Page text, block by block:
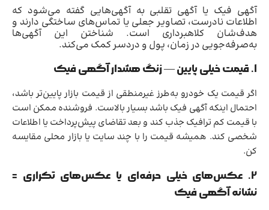
آگهی فیک یا آگهی تقلبی به آگهی‌هایی گفته می‌شود که
اطلاعات نادرست، تصاویر جعلی یا تماس‌های ساختگی دارند و
هدف‌شان کلاهبرداری است. شناختن این آگهی‌ها
به‌صرفه‌جویی در زمان، پول و دردسر کمک می‌کند.
1. قیمت خیلی پایین — زنگ هشدار آگهی فیک
اگر قیمت یک خودرو به‌طرز غیرمنطقی از قیمت بازار پایین‌تر باشد،
احتمال اینکه آگهی فیک باشد بسیار بالاست. فروشنده ممکن است
با قیمت کم ترافیک جذب کند و بعد تقاضای پیش‌پرداخت یا اطلاعات
شخصی کند. همیشه قیمت را با چند سایت یا بازار محلی مقایسه
کن.
2. عکس‌های خیلی حرفه‌ای یا عکس‌های تکراری =
نشانه آگهی فیک